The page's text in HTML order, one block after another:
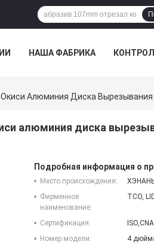
НАША ФАБРИКА
Алюминия Диска
алюминия диска
Подробная информация о
Место происхождения:
Фирменное
наименование:
TCO,
Сертификация:
Номер модели:
4